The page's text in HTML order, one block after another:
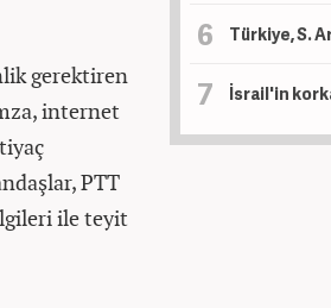
gerektiren
internet
PTT
ile teyit